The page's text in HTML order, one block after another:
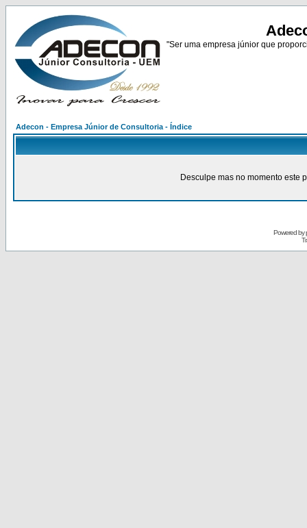
"Ser uma empresa júnior que
Adecon - Empresa Júnior de Consultoria - Índice
Desculpe mas no momento este
Powered by